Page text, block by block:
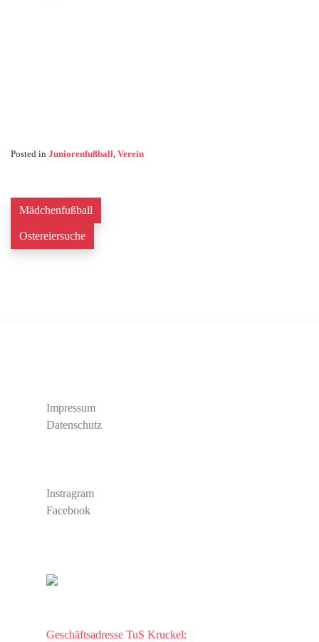
Posted in Juniorenfußball, Verein
Mädchenfußball
Ostereiersuche
Impressum
Datenschutz
Instragram
Facebook
Geschäftsadresse TuS Kruckel: